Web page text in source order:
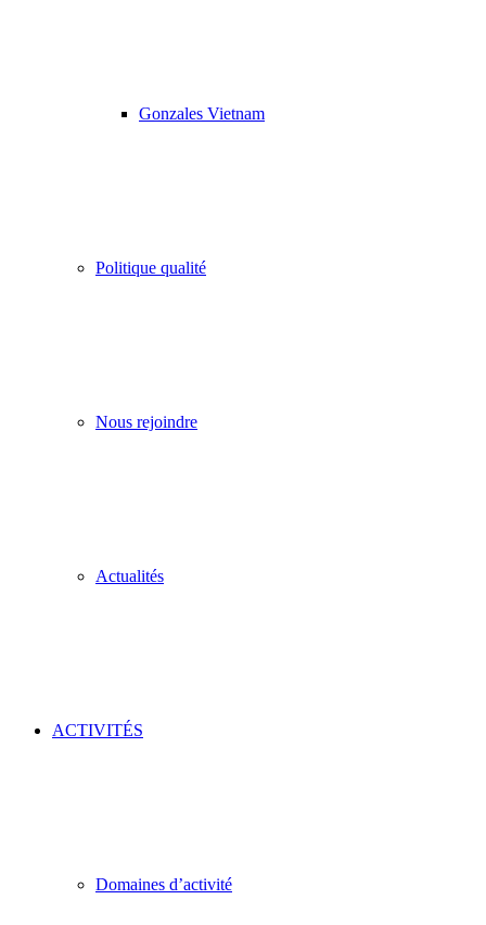
Gonzales Vietnam
Politique qualité
Nous rejoindre
Actualités
ACTIVITÉS
Domaines d’activité